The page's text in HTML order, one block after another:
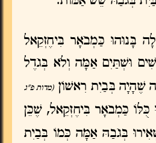
בָּנוּהוּ כַּמְבֹאָר בִּיחֶזְקֵאל
וּשְׁתַּיִם אַמָּה וְלֹא בְּגֹדֶל
שֶׁהָיָה בְּבַיִת רִאשׁוֹן (מדות פ"ג
כֻּלּוֹ כַּמְבֹאָר בִּיחֶזְקֵאל, שֶׁכֵּן
בְּגֹבַהּ אַמָּה כְּמוֹ בְּבַיִת